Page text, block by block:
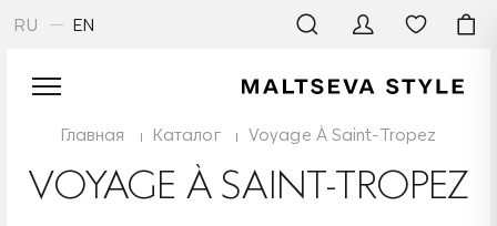
RU EN
Главная Каталог Voyage À Saint-Tropez
VOYAGE À SAINT-TROPEZ